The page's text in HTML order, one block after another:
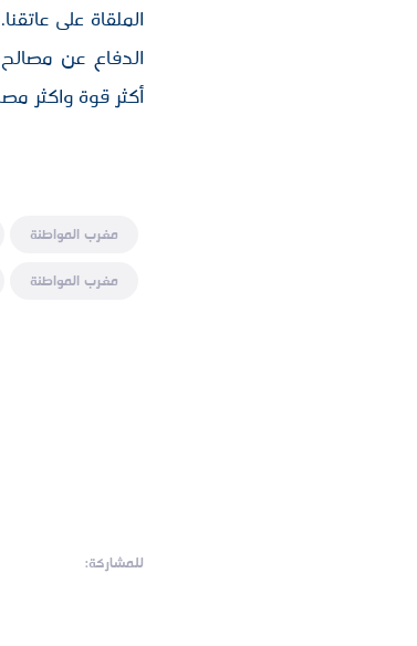
الملقاة على
الدفاع عن
أكثر قوة واكثر
مغرب المواطنة
مغرب المواطنة
للمشاركة: